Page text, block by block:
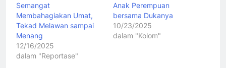
Semangat
Membahagiakan Umat,
Tekad Melawan sampai
Menang
12/16/2025
dalam "Reportase"
Anak Perempuan
bersama Dukanya
10/23/2025
dalam "Kolom"